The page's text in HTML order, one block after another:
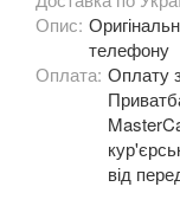
M3 E90/E92/
3 Series F30,
3 Series F34
M3 F80
Опис:
телефону
Оплата: Оплату
від